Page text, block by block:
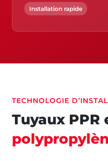
Installation rapide
TECHNOLOGIE
Tuyaux PPR